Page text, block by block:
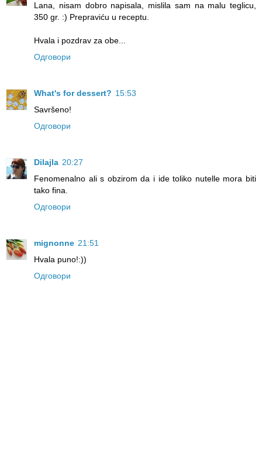
Lana, nisam dobro napisala, mislila sam na malu teglicu,
350 gr. :) Prepraviću u receptu.
Hvala i pozdrav za obe...
Одговори
What's for dessert? 15:53
Savršeno!
Одговори
Dilajla 20:27
Fenomenalno ali s obzirom da i ide toliko nutelle mora biti
tako fina.
Одговори
mignonne 21:51
Hvala puno!:))
Одговори